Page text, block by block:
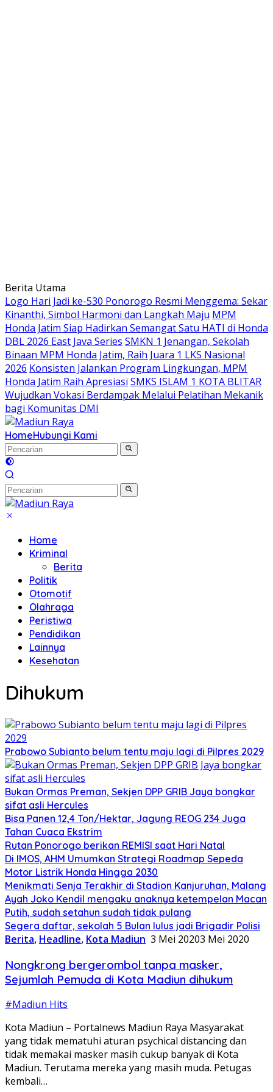
Langsung
ke
konten
Berita Utama
Logo Hari Jadi ke-530 Ponorogo Resmi Menggema: Sekar
Kinanthi, Simbol Harmoni dan Langkah Maju MPM
Honda Jatim Siap Hadirkan Semangat Satu HATI di Honda
DBL 2026 East Java Series SMKN 1 Jenangan, Sekolah
Binaan MPM Honda Jatim, Raih Juara 1 LKS Nasional
2026 Konsisten Jalankan Program Lingkungan, MPM
Honda Jatim Raih Apresiasi SMKS ISLAM 1 KOTA BLITAR
Wujudkan Vokasi Berdampak Melalui Pelatihan Mekanik
bagi Komunitas DMI
HomeHubungi Kami
Home
Kriminal
Berita
Politik
Otomotif
Olahraga
Peristiwa
Pendidikan
Lainnya
Kesehatan
Dihukum
Prabowo Subianto belum tentu maju lagi di Pilpres 2029
Bukan Ormas Preman, Sekjen DPP GRIB Jaya bongkar
sifat asli Hercules
Bisa Panen 12,4 Ton/Hektar, Jagung REOG 234 Juga
Tahan Cuaca Ekstrim
Rutan Ponorogo berikan REMISI saat Hari Natal
Di IMOS, AHM Umumkan Strategi Roadmap Sepeda
Motor Listrik Honda Hingga 2030
Menikmati Senja Terakhir di Stadion Kanjuruhan, Malang
Ayah Joko Kendil mengaku anaknya ketempelan Macan
Putih, sudah setahun sudah tidak pulang
Segera daftar, sekolah 5 Bulan lulus jadi Brigadir Polisi
Berita, Headline, Kota Madiun 3 Mei 20203 Mei 2020
Nongkrong bergerombol tanpa masker,
Sejumlah Pemuda di Kota Madiun dihukum
#Madiun Hits
Kota Madiun – Portalnews Madiun Raya Masyarakat
yang tidak mematuhi aturan psychical distancing dan
tidak memakai masker masih cukup banyak di Kota
Madiun. Terutama mereka yang masih muda. Petugas
kembali…